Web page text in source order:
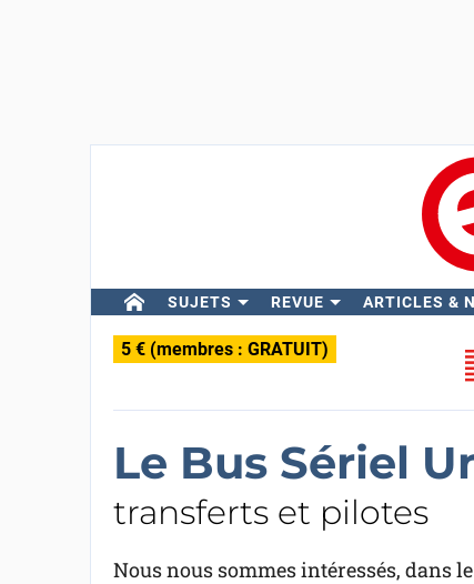
SUJETS REVUE ARTICLES &
5 € (membres : GRATUIT)
Le Bus Sériel
transferts et pilotes
Nous nous sommes intéressés, dans le